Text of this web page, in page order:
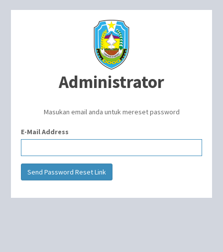
Administrator
Masukan email anda untuk mereset password
E-Mail Address
Send Password Reset Link